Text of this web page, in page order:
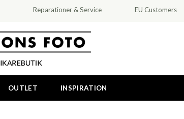
Reparationer & Service EU Customers
OUTLET INSPIRATION